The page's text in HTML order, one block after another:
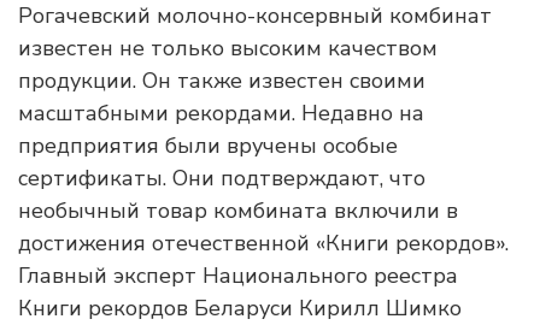
Рогачевский молочно-консервный комбинат
известен не только высоким качеством
продукции. Он также известен своими
масштабными рекордами. Недавно на
предприятия были вручены особые
сертификаты. Они подтверждают, что
необычный товар комбината включили в
достижения отечественной «Книги рекордов».
Главный эксперт Национального реестра
Книги рекордов Беларуси Кирилл Шимко